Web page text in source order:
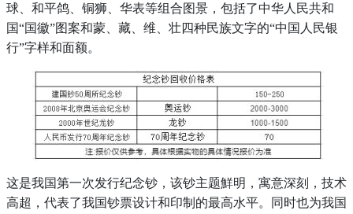
球、和平鸽、铜狮、华表等组合图景， 包括了中华人民共和
国“国徽”图案和蒙、藏、维、壮四种民族文字的“中国人民银
行”字样和面额。
这是我国第一次发行纪念钞，该钞主题鮮明，寓意深刻，技术
高超，代表了我国钞票设计和印制 的最高水平。 同时也为我国